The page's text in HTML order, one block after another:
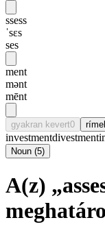
ssess
ˈsɛs
ses
ment
mənt
mēnt
gyakran kevert0
investmentdivestment
Noun (5)
A(z)